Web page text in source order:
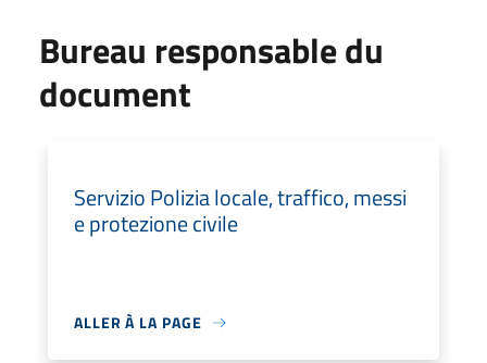
Bureau responsable du
document
Servizio Polizia locale, traffico, messi
e protezione civile
ALLER À LA PAGE